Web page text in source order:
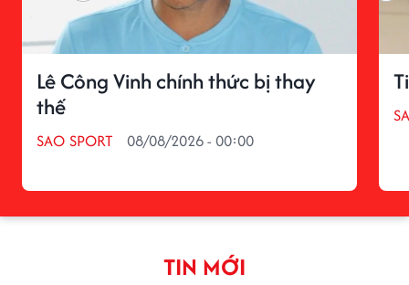
Lê Công Vinh chính thức bị thay
thế
SAO SPORT 08/08/2026 - 00:00
TIN MỚI